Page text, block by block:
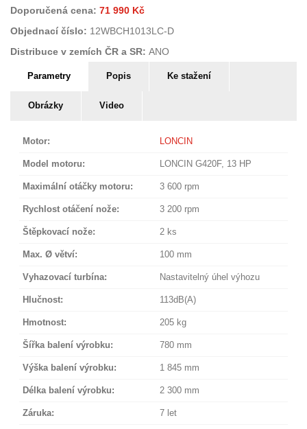
Doporučená cena: 71 990 Kč
Objednací číslo: 12WBCH1013LC-D
Distribuce v zemích ČR a SR: ANO
PARAMETRY DRTIČE
Parametry Popis Ke stažení
Obrázky Video
Motor: LONCIN
Model motoru: LONCIN G420F, 13 HP
Maximální otáčky motoru: 3 600 rpm
Rychlost otáčení nože: 3 200 rpm
Štěpkovací nože: 2 ks
Max. Ø větví: 100 mm
Vyhazovací turbína: Nastavitelný úhel výhozu
Hlučnost: 113dB(A)
Hmotnost: 205 kg
Šířka balení výrobku: 780 mm
Výška balení výrobku: 1 845 mm
Délka balení výrobku: 2 300 mm
Záruka: 7 let